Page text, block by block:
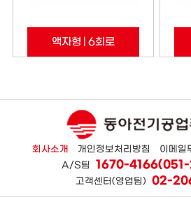
액자형 | 6회로
회사소개 개인정보처리방침 이메일
A/S팀
1670-
고객센터(영업팀) 02-